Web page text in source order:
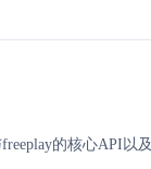
的核心API以